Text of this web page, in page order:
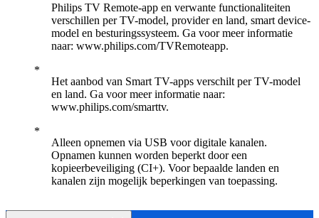
Philips TV Remote-app en verwante functionaliteiten
verschillen per TV-model, provider en land, smart device-
model en besturingssysteem. Ga voor meer informatie
naar: www.philips.com/TVRemoteapp.
Het aanbod van Smart TV-apps verschilt per TV-model
en land. Ga voor meer informatie naar:
www.philips.com/smarttv.
Alleen opnemen via USB voor digitale kanalen.
Opnamen kunnen worden beperkt door een
kopieerbeveiliging (CI+). Voor bepaalde landen en
kanalen zijn mogelijk beperkingen van toepassing.